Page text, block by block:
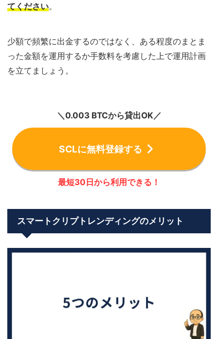
てください。
少額で頻繁に出金するのではなく、ある程度のまとま
った金額を運用するか手数料を考慮した上で運用計画
を立てましょう。
＼0.003 BTCから貸出OK／
SCLに無料登録する
最短30日から利用できる！
スマートクリプトレンディングのメリット